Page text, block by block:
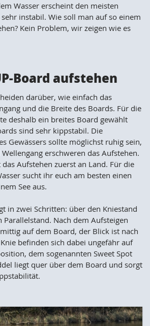
Wasser erscheint den meisten
instabil. Wie soll man auf so einem
Kein Problem, wir zeigen wie es
Board aufstehen
darüber, wie einfach das
und die Breite des Boards. Für die
deshalb ein breites Board gewählt
sind sehr kippstabil. Die
Gewässers sollte möglichst ruhig sein,
erschweren das Aufstehen.
Aufstehen zuerst an Land. Für die
sucht ihr euch am besten einen
See aus.
in zwei Schritten: über den Kniestand
Nach dem Aufsteigen
auf dem Board, der Blick ist nach
befinden sich dabei ungefähr auf
dem sogenannten Sweet Spot
liegt quer über dem Board und sorgt